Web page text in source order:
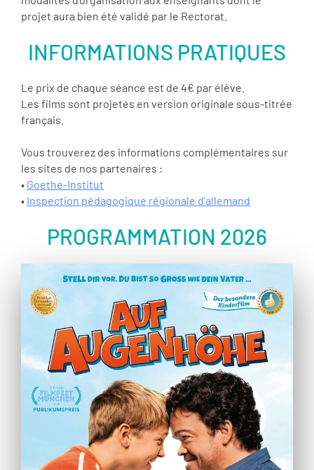
projet aura bien été validé par le Rectorat.
INFORMATIONS PRATIQUES
Le prix de chaque séance est de 4€ par élève.
Les films sont projetés en version originale sous-titrée
français.
Vous trouverez des informations complémentaires sur
les sites de nos partenaires :
• Goethe-Institut
• Inspection pédagogique régionale d’allemand
PROGRAMMATION 2026